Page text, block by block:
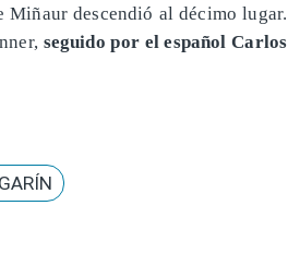
descendió al décimo lugar.
seguido por el español Carlos